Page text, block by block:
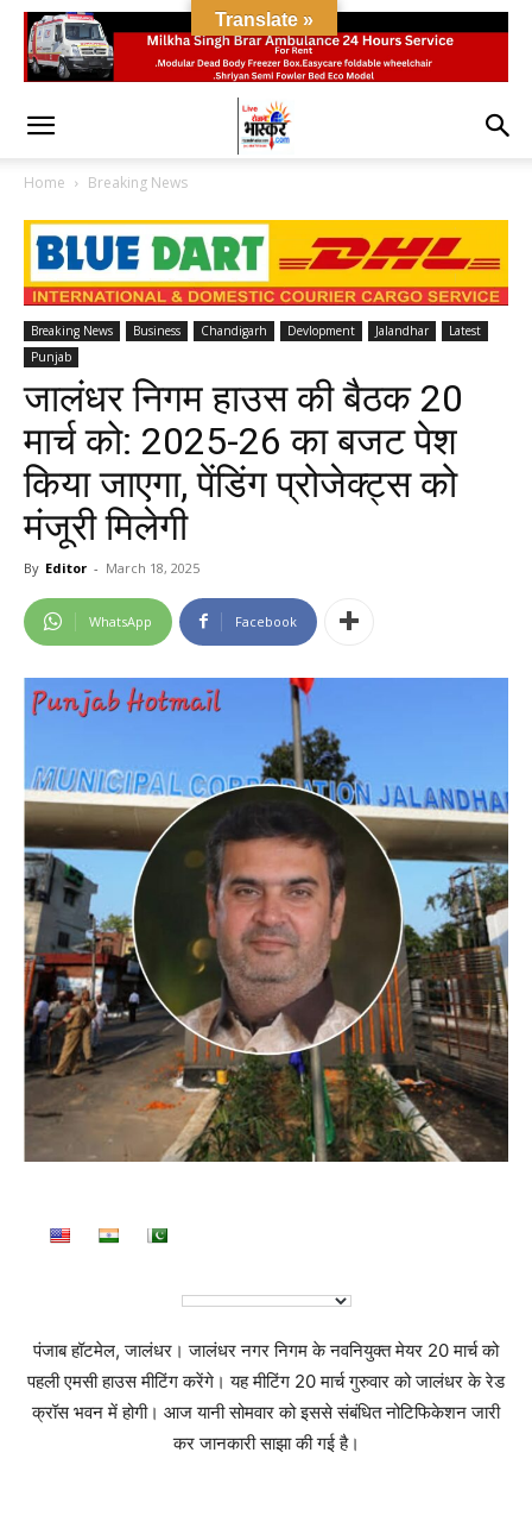
Home Breaking News
Breaking News Business Chandigarh Devlopment Jalandhar
Latest
Punjab
जालंधर निगम हाउस की बैठक 20
मार्च को: 2025-26 का बजट पेश
किया जाएगा, पेंडिंग प्रोजेक्ट्स को
मंजूरी मिलेगी
By Editor - March 18, 2025
WhatsApp Facebook
पंजाब हॉटमेल, जालंधर। जालंधर नगर निगम के नवनियुक्त मेयर 20 मार्च को
पहली एमसी हाउस मीटिंग करेंगे। यह मीटिंग 20 मार्च गुरुवार को जालंधर के रेड
क्रॉस भवन में होगी। आज यानी सोमवार को इससे संबंधित नोटिफिकेशन जारी
कर जानकारी साझा की गई है।
Translate »